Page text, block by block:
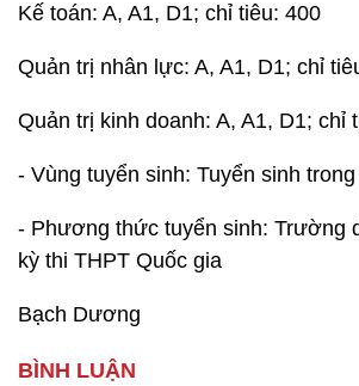
Kế toán: A, A1, D1; chỉ tiêu: 400
Quản trị nhân lực: A, A1, D1; chỉ
Quản trị kinh doanh: A, A1, D1; chỉ
- Vùng tuyển sinh: Tuyển sinh
- Phương thức tuyển sinh: Trường
kỳ thi THPT Quốc gia
Bạch Dương